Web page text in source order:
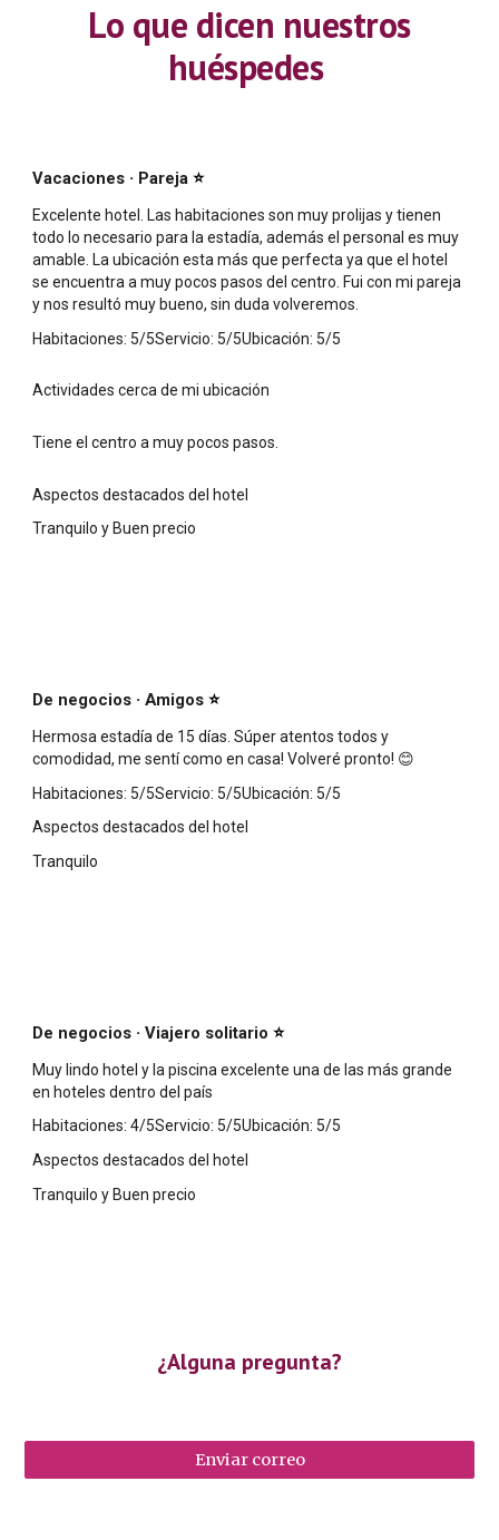
Lo que dicen nuestros
huéspedes
Vacaciones · Pareja ⭐
Excelente hotel. Las habitaciones son muy prolijas y tienen
todo lo necesario para la estadía, además el personal es muy
amable. La ubicación esta más que perfecta ya que el hotel
se encuentra a muy pocos pasos del centro. Fui con mi pareja
y nos resultó muy bueno, sin duda volveremos.
Habitaciones: 5/5Servicio: 5/5Ubicación: 5/5
Actividades cerca de mi ubicación
Tiene el centro a muy pocos pasos.
Aspectos destacados del hotel
Tranquilo y Buen precio
De negocios ·Amigos ⭐
Hermosa estadía de 15 días. Súper atentos todos y
comodidad, me sentí como en casa! Volveré pronto! 😊
Habitaciones: 5/5Servicio: 5/5Ubicación: 5/5
Aspectos destacados del hotel
Tranquilo
De negocios ·Viajero solitario ⭐
Muy lindo hotel y la piscina excelente una de las más grande
en hoteles dentro del país
Habitaciones: 4/5Servicio: 5/5Ubicación: 5/5
Aspectos destacados del hotel
Tranquilo y Buen precio
¿Alguna pregunta?
Enviar correo